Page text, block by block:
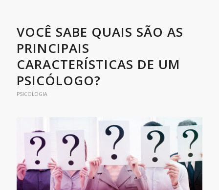
VOCÊ SABE QUAIS SÃO AS
PRINCIPAIS
CARACTERÍSTICAS DE UM
PSICÓLOGO?
PSICOLOGIA